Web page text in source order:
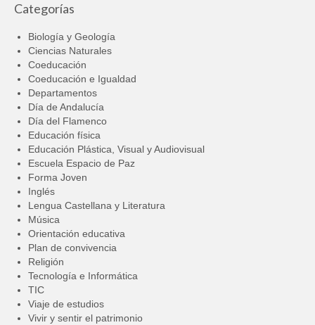
Categorías
Biología y Geología
Ciencias Naturales
Coeducación
Coeducación e Igualdad
Departamentos
Día de Andalucía
Día del Flamenco
Educación física
Educación Plástica, Visual y Audiovisual
Escuela Espacio de Paz
Forma Joven
Inglés
Lengua Castellana y Literatura
Música
Orientación educativa
Plan de convivencia
Religión
Tecnología e Informática
TIC
Viaje de estudios
Vivir y sentir el patrimonio